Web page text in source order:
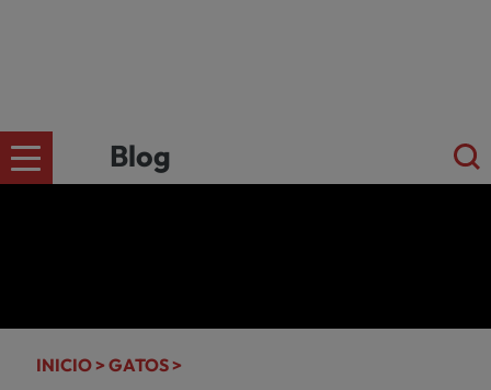
Blog
GATOS
kiwoko.pt
INICIO >GATOS >